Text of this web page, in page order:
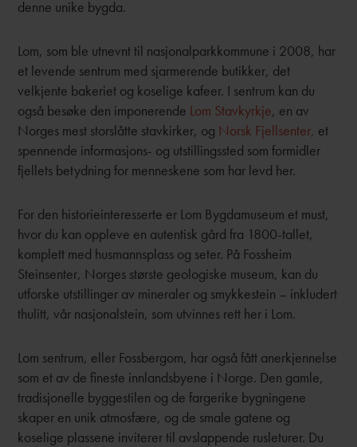
denne unike bygda.
Lom, som ble utnevnt til nasjonalparkkommune i 2008, har
et levende sentrum med sjarmerende butikker, det
velkjente bakeriet og koselige kafeer. I sentrum kan du
også besøke den imponerende Lom Stavkyrkje, en av
Norges mest storslåtte stavkirker, og Norsk Fjellsenter, et
spennende informasjons- og utstillingssted som formidler
fjellets betydning for menneskene som har levd her.
For den historieinteresserte er Lom Bygdamuseum et must,
hvor du kan oppleve en autentisk gård fra 1800-tallet,
komplett med husmannsplass og seter. På Fossheim
Steinsenter, Norges største geologiske museum, kan du
utforske utstillinger av mineraler og smykkestein – inkludert
thulitt, vår nasjonalstein, som utvinnes rett her i Lom.
Lom sentrum, eller Fossbergom, har også fått anerkjennelse
som et av de fineste innlandsbyene i Norge. Den gamle,
tradisjonelle byggestilen og de fargerike bygningene
skaper en unik atmosfære, og de smale gatene og
koselige plassene inviterer til avslappende rusleturer. Du